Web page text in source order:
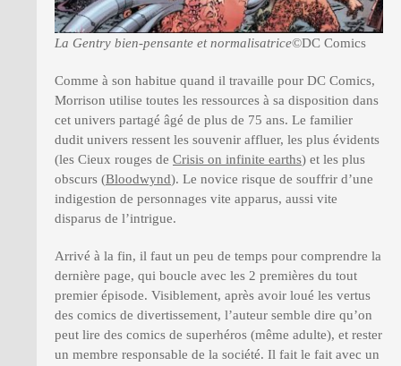
La Gentry bien-pensante et normalisatrice©DC Comics
Comme à son habitue quand il travaille pour DC Comics,
Morrison utilise toutes les ressources à sa disposition dans
cet univers partagé âgé de plus de 75 ans. Le familier
dudit univers ressent les souvenir affluer, les plus évidents
(les Cieux rouges de Crisis on infinite earths) et les plus
obscurs (Bloodwynd). Le novice risque de souffrir d’une
indigestion de personnages vite apparus, aussi vite
disparus de l’intrigue.
Arrivé à la fin, il faut un peu de temps pour comprendre la
dernière page, qui boucle avec les 2 premières du tout
premier épisode. Visiblement, après avoir loué les vertus
des comics de divertissement, l’auteur semble dire qu’on
peut lire des comics de superhéros (même adulte), et rester
un membre responsable de la société. Il fait le fait avec un